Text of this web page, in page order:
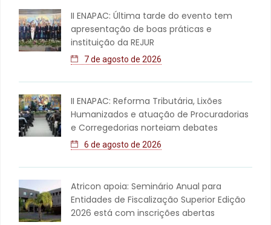
II ENAPAC: Última tarde do evento tem
apresentação de boas práticas e
instituição da REJUR
7 de agosto de 2026
II ENAPAC: Reforma Tributária, Lixões
Humanizados e atuação de Procuradorias
e Corregedorias norteiam debates
6 de agosto de 2026
Atricon apoia: Seminário Anual para
Entidades de Fiscalização Superior Edição
2026 está com inscrições abertas